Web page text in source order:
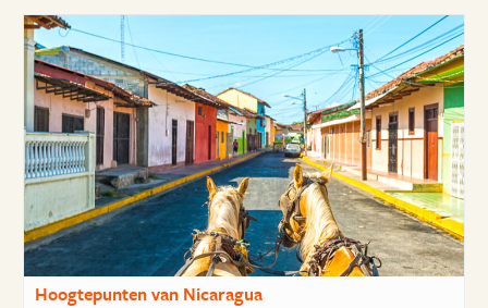
Hoogtepunten van Nicaragua